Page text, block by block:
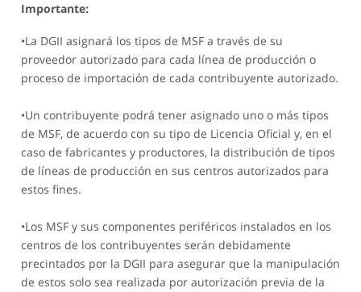
Importante:
•La DGII asignará los tipos de MSF a través de su
proveedor autorizado para cada línea de producción o
proceso de importación de cada contribuyente autorizado.
•Un contribuyente podrá tener asignado uno o más tipos
de MSF, de acuerdo con su tipo de Licencia Oficial y, en el
caso de fabricantes y productores, la distribución de tipos
de líneas de producción en sus centros autorizados para
estos fines.
•Los MSF y sus componentes periféricos instalados en los
centros de los contribuyentes serán debidamente
precintados por la DGII para asegurar que la manipulación
de estos solo sea realizada por autorización previa de la